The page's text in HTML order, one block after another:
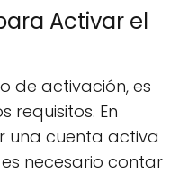
Activar el
de activación, es
requisitos. En
una cuenta activa
es necesario contar